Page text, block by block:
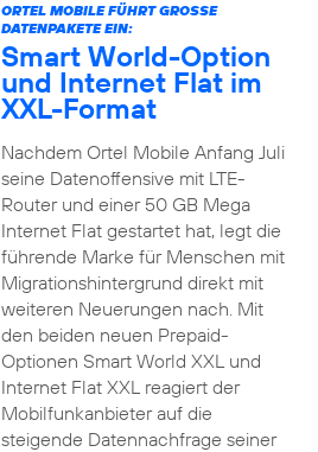
ORTEL MOBILE FÜHRT GROSSE D
ATENPAKETE EIN:
Smart World-Option
und Internet Flat im
XXL-Format
Nachdem Ortel Mobile Anfang Juli
seine Datenoffensive mit LTE-
Router und einer 50 GB Mega
Internet Flat gestartet hat, legt die
führende Marke für Menschen mit
Migrationshintergrund direkt mit
weiteren Neuerungen nach. Mit
den beiden neuen Prepaid-
Optionen Smart World XXL und
Internet Flat XXL reagiert der
Mobilfunkanbieter auf die
steigende Datennachfrage seiner